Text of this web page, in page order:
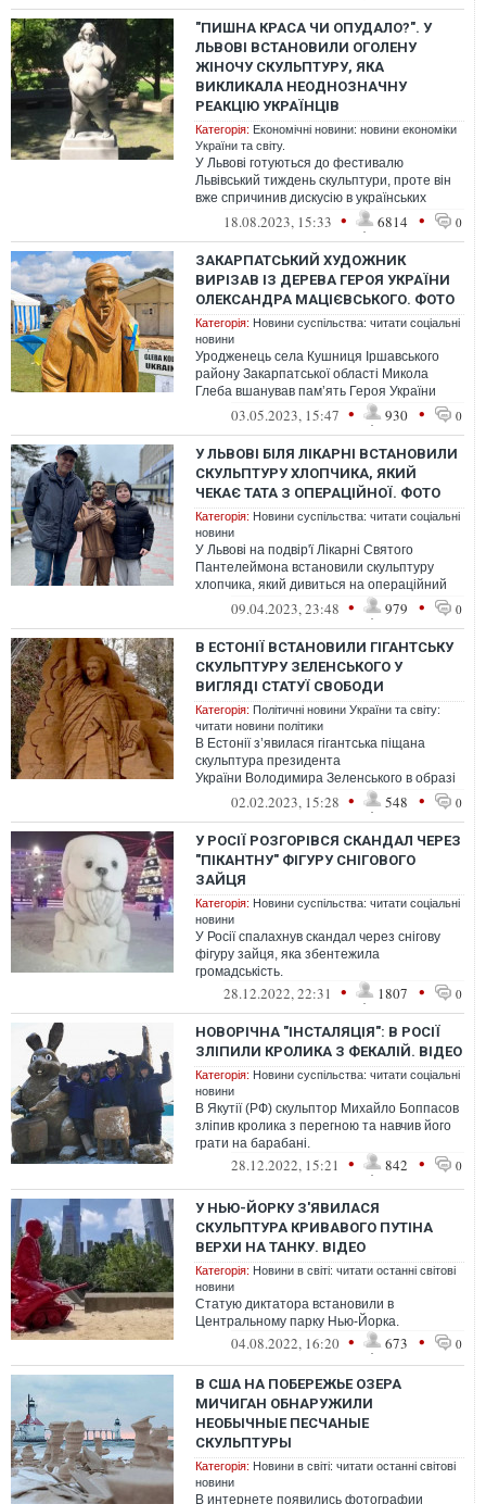
"ПИШНА КРАСА ЧИ ОПУДАЛО?". У
ЛЬВОВІ ВСТАНОВИЛИ ОГОЛЕНУ
ЖІНОЧУ СКУЛЬПТУРУ, ЯКА
ВИКЛИКАЛА НЕОДНОЗНАЧНУ
РЕАКЦІЮ УКРАЇНЦІВ
Категорія: Економічні новини: новини економіки
України та світу.
У Львові готуються до фестивалю
Львівський тиждень скульптури, проте він
вже спричинив дискусію в українських
соціальних мережах через оголену жіночу
18.08.2023, 15:33 • 6814 • 0
ЗАКАРПАТСЬКИЙ ХУДОЖНИК
ВИРІЗАВ ІЗ ДЕРЕВА ГЕРОЯ УКРАЇНИ
ОЛЕКСАНДРА МАЦІЄВСЬКОГО. ФОТО
Категорія: Новини суспільства: читати соціальні
новини
Уродженець села Кушниця Іршавського
району Закарпатської області Микола
Глеба вшанував пам’ять Героя України
Олександра Мацієвського, вирізавши його
03.05.2023, 15:47 • 930 • 0
У ЛЬВОВІ БІЛЯ ЛІКАРНІ ВСТАНОВИЛИ
СКУЛЬПТУРУ ХЛОПЧИКА, ЯКИЙ
ЧЕКАЄ ТАТА З ОПЕРАЦІЙНОЇ. ФОТО
Категорія: Новини суспільства: читати соціальні
новини
У Львові на подвір'ї Лікарні Святого
Пантелеймона встановили скульптуру
хлопчика, який дивиться на операційний
блок – вона є символом сподівання на кр...
09.04.2023, 23:48 • 979 • 0
В ЕСТОНІЇ ВСТАНОВИЛИ ГІГАНТСЬКУ
СКУЛЬПТУРУ ЗЕЛЕНСЬКОГО У
ВИГЛЯДІ СТАТУЇ СВОБОДИ
Категорія: Політичні новини України та світу:
читати новини політики
В Естонії з’явилася гігантська піщана
скульптура президента
України Володимира Зеленського в образі
американської статуї Свободи.
02.02.2023, 15:28 • 548 • 0
У РОСІЇ РОЗГОРІВСЯ СКАНДАЛ ЧЕРЕЗ
"ПІКАНТНУ" ФІГУРУ СНІГОВОГО
ЗАЙЦЯ
Категорія: Новини суспільства: читати соціальні
новини
У Росії спалахнув скандал через снігову
фігуру зайця, яка збентежила
громадськість.
28.12.2022, 22:31 • 1807 • 0
НОВОРІЧНА "ІНСТАЛЯЦІЯ": В РОСІЇ
ЗЛІПИЛИ КРОЛИКА З ФЕКАЛІЙ. ВІДЕО
Категорія: Новини суспільства: читати соціальні
новини
В Якутії (РФ) скульптор Михайло Боппасов
зліпив кролика з перегною та навчив його
грати на барабані.
28.12.2022, 15:21 • 842 • 0
У НЬЮ-ЙОРКУ З'ЯВИЛАСЯ
СКУЛЬПТУРА КРИВАВОГО ПУТІНА
ВЕРХИ НА ТАНКУ. ВІДЕО
Категорія: Новини в світі: читати останні світові
новини
Статую диктатора встановили в
Центральному парку Нью-Йорка.
04.08.2022, 16:20 • 673 • 0
В США НА ПОБЕРЕЖЬЕ ОЗЕРА
МИЧИГАН ОБНАРУЖИЛИ
НЕОБЫЧНЫЕ ПЕСЧАНЫЕ
СКУЛЬПТУРЫ
Категорія: Новини в світі: читати останні світові
новини
В интернете появились фотографии